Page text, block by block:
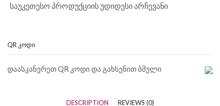
საუკეთესო პროდუქციის უდიდესი არჩევანი
QR ᲙᲝᲓᲘ
დაასკანერეთ QR კოდი და გახსენით ბმული
DESCRIPTION REVIEWS (0)